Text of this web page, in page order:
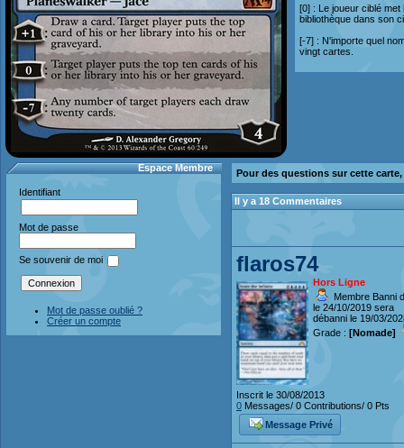
[0] : Le joueur ciblé
bibliothèque dans son
[-7] : N'importe quel
vingt cartes.
Espace Membre
Identifiant
Mot de passe
Se souvenir de moi
Mot de passe oublié ?
Créer un compte
Pour des questions sur cette
Il y a 18 Commentaires
flaros74
Hors Ligne
Membre Banni
le 24/10/2019 sera
débanni le 19/03/
Grade : [Nomade]
Inscrit le 30/08/2013
0 Messages/ 0 Contributions/ 0 Pts
Message Privé